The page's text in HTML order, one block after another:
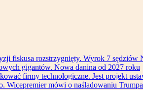
fiskusa rozstrzygnięty. Wyrok 7 sędziów
gigantów. Nowa danina od 2027 roku
firmy technologiczne. Jest projekt
Wicepremier mówi o naśladowaniu Trumpa